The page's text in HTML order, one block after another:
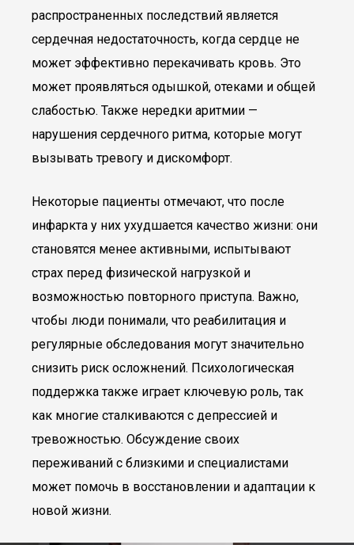
распространенных последствий является
сердечная недостаточность, когда сердце не
может эффективно перекачивать кровь. Это
может проявляться одышкой, отеками и общей
слабостью. Также нередки аритмии —
нарушения сердечного ритма, которые могут
вызывать тревогу и дискомфорт.
Некоторые пациенты отмечают, что после
инфаркта у них ухудшается качество жизни: они
становятся менее активными, испытывают
страх перед физической нагрузкой и
возможностью повторного приступа. Важно,
чтобы люди понимали, что реабилитация и
регулярные обследования могут значительно
снизить риск осложнений. Психологическая
поддержка также играет ключевую роль, так
как многие сталкиваются с депрессией и
тревожностью. Обсуждение своих
переживаний с близкими и специалистами
может помочь в восстановлении и адаптации к
новой жизни.